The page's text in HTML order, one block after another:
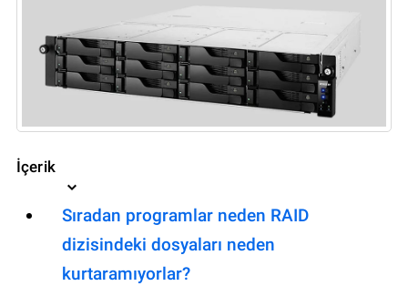
İçerik
Sıradan programlar neden RAID
dizisindeki dosyaları neden
kurtaramıyorlar?